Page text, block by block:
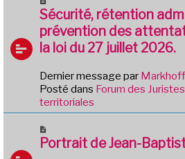
o
u
v
e
u
m
e
s
a
Sécurité, rétention
prévention des
la loi du 27 juillet 2026.
Dernier message par Markhoff
Posté dans Forum des
territoriales
o
Portrait de Jean-